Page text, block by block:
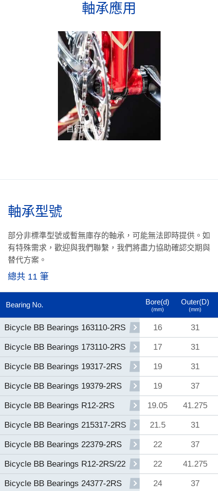
軸承應用
自行車軸承
軸承型號
部分非標準型號或暫無庫存的軸承，可能無法即時提供。 如
有特殊需求，歡迎與我們聯繫，我們將盡力協助確認交期與
替代方案。
總共 11 筆
Bearing No. Bore(d)
(mm)
Outer(D)
(mm)
Bicycle BB Bearings 163110-2RS 16 31
Bicycle BB Bearings 173110-2RS 17 31
Bicycle BB Bearings 19317-2RS 19 31
Bicycle BB Bearings 19379-2RS 19 37
Bicycle BB Bearings R12-2RS 19.05 41.275
Bicycle BB Bearings 215317-2RS 21.5 31
Bicycle BB Bearings 22379-2RS 22 37
Bicycle BB Bearings R12-2RS/22 22 41.275
Bicycle BB Bearings 24377-2RS 24 37